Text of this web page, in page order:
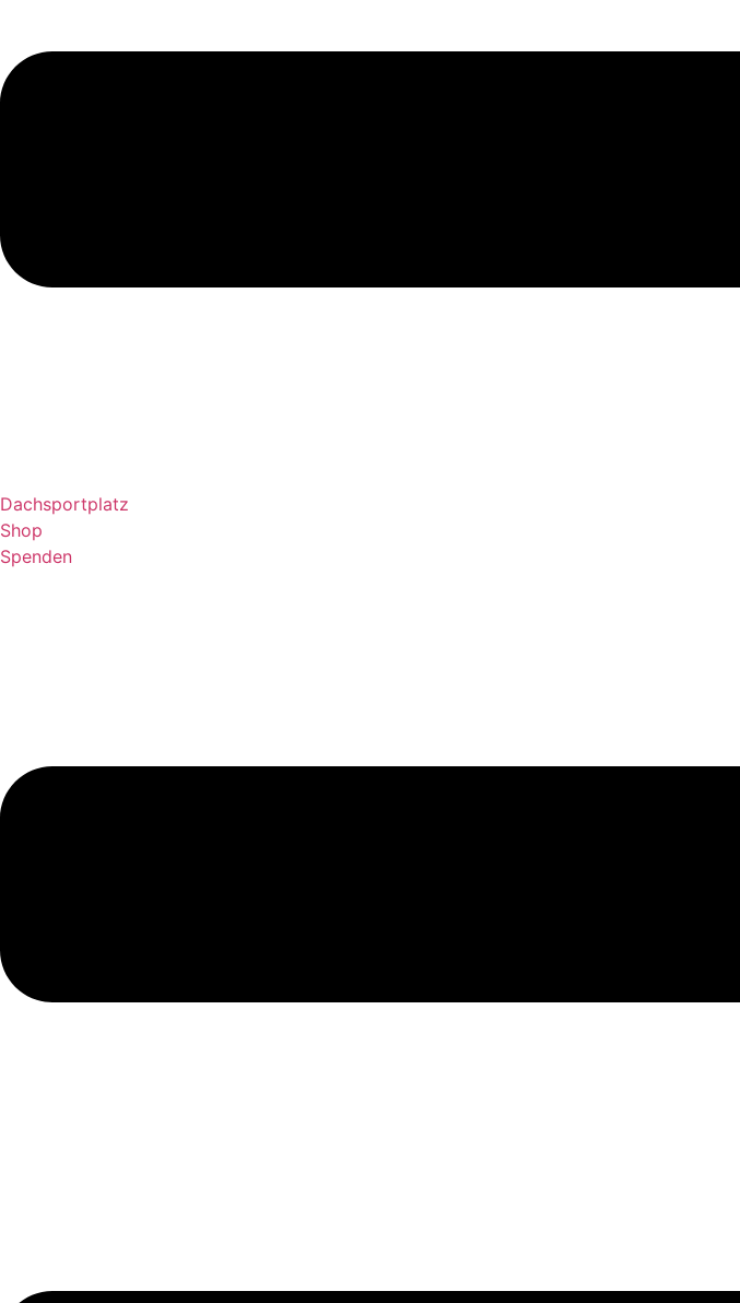
Dachsportplatz
Shop
Spenden